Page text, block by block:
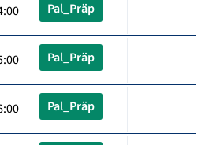
Pal_Präp
Pal_Präp
Pal_Präp